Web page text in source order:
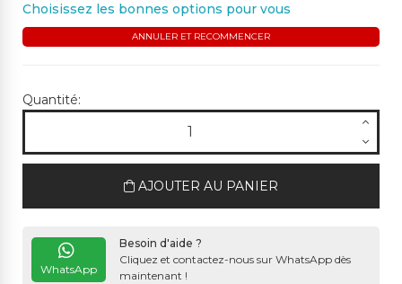
Choisissez les bonnes options pour vous
ANNULER ET RECOMMENCER
Quantité:
AJOUTER AU PANIER
WhatsApp
Besoin d'aide ?
Cliquez et contactez-nous sur WhatsApp dès
maintenant !